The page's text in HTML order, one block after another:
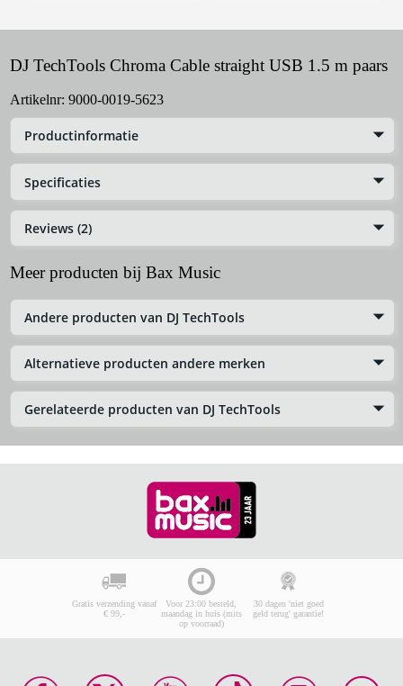
DJ TechTools Chroma Cable straight USB 1.5 m paars
Artikelnr: 9000-0019-5623
Productinformatie
Specificaties
Reviews (2)
Meer producten bij Bax Music
Andere producten van DJ TechTools
Alternatieve producten andere merken
Gerelateerde producten van DJ TechTools
Gratis verzending vanaf
€ 99,-
Voor 23:00 besteld,
maandag in huis (mits
op voorraad)
30 dagen 'niet goed
geld terug' garantie!